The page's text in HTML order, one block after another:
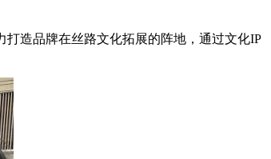
造品牌在丝路文化拓展的阵地，通过文化IP